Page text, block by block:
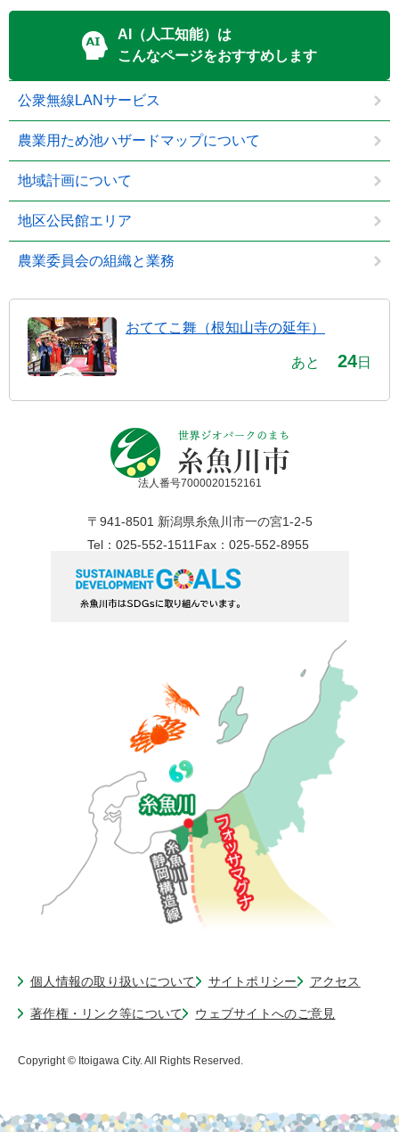
AI（人工知能）は
こんなページをおすすめします
公衆無線LANサービス
農業用ため池ハザードマップについて
地域計画について
地区公民館エリア
農業委員会の組織と業務
おててこ舞（根知山寺の延年）
あと 24日
法人番号7000020152161
〒941-8501 新潟県糸魚川市一の宮1-2-5
Tel：025-552-1511 Fax：025-552-8955
個人情報の取り扱いについて サイトポリシー アクセス
著作権・リンク等について ウェブサイトへのご意見
Copyright © Itoigawa City. All Rights Reserved.